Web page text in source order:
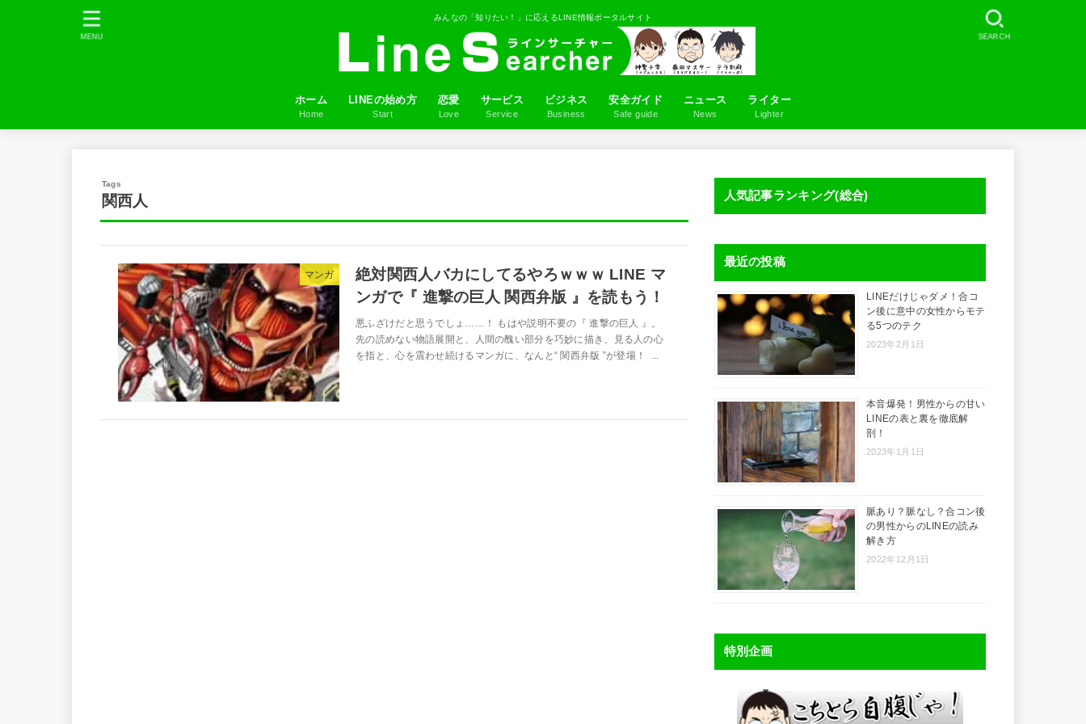
みんなの「知りたい！」に応えるLINE情報ポータルサイト
ホーム
Home
LINEの始め方
Start
恋愛
Love
サービス
Service
ビジネス
Business
安全ガイド
Safe guide
ニュース
News
ライター
Lighter
SEARCH
MENU
関西人
マンガ
絶対関西人バカにしてるやろｗｗｗ LINE マ
ンガで『 進撃の巨人 関西弁版 』を読もう！
悪ふざけだと思うでしょ……！ もはや説明不要の『 進撃の巨人 』。
先の読めない物語展開と、人間の醜い部分を巧妙に描き、見る人の心
を指と、心を震わせ続けるマンガに、なんと“ 関西弁版 ”が登場！ ...
人気記事ランキング(総合)
最近の投稿
LINEだけじゃダメ！合コ
ン後に意中の女性からモテ
る5つのテク
2023年2月1日
本音爆発！男性からの甘い
LINEの表と裏を徹底解
剖！
2023年1月1日
脈あり？脈なし？合コン後
の男性からのLINEの読み
解き方
2022年12月1日
特別企画